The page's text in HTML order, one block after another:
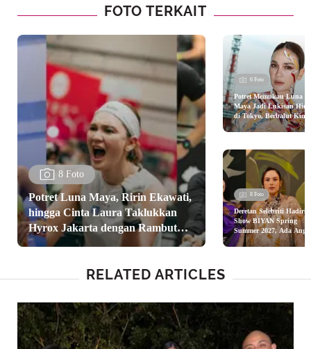
FOTO TERKAIT
8 Foto
Potret Luna Maya, Ririn Ekawati,
hingga Cinta Laura Taklukkan
Hyrox Jakarta dengan Rambut
Anti Gerah dan Modis
6 Foto
Potret Memukau Luna
Maya Jadi Lukisan
di Tokyo, Berbalut
Hasil Karya Seniman
8 Foto
Deretan Selebriti Hadiri
Show BIYAN Spring
Summer 2027, Ada
C Sasmi, Chelsea Islan,
RELATED ARTICLES